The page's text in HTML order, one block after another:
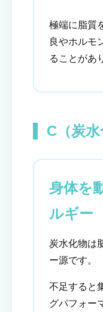
極端に脂質
良やホルモ
ることがあ
C（炭
身体を
ルギー
炭水化物は
ー源です。
不足すると
グパフォー